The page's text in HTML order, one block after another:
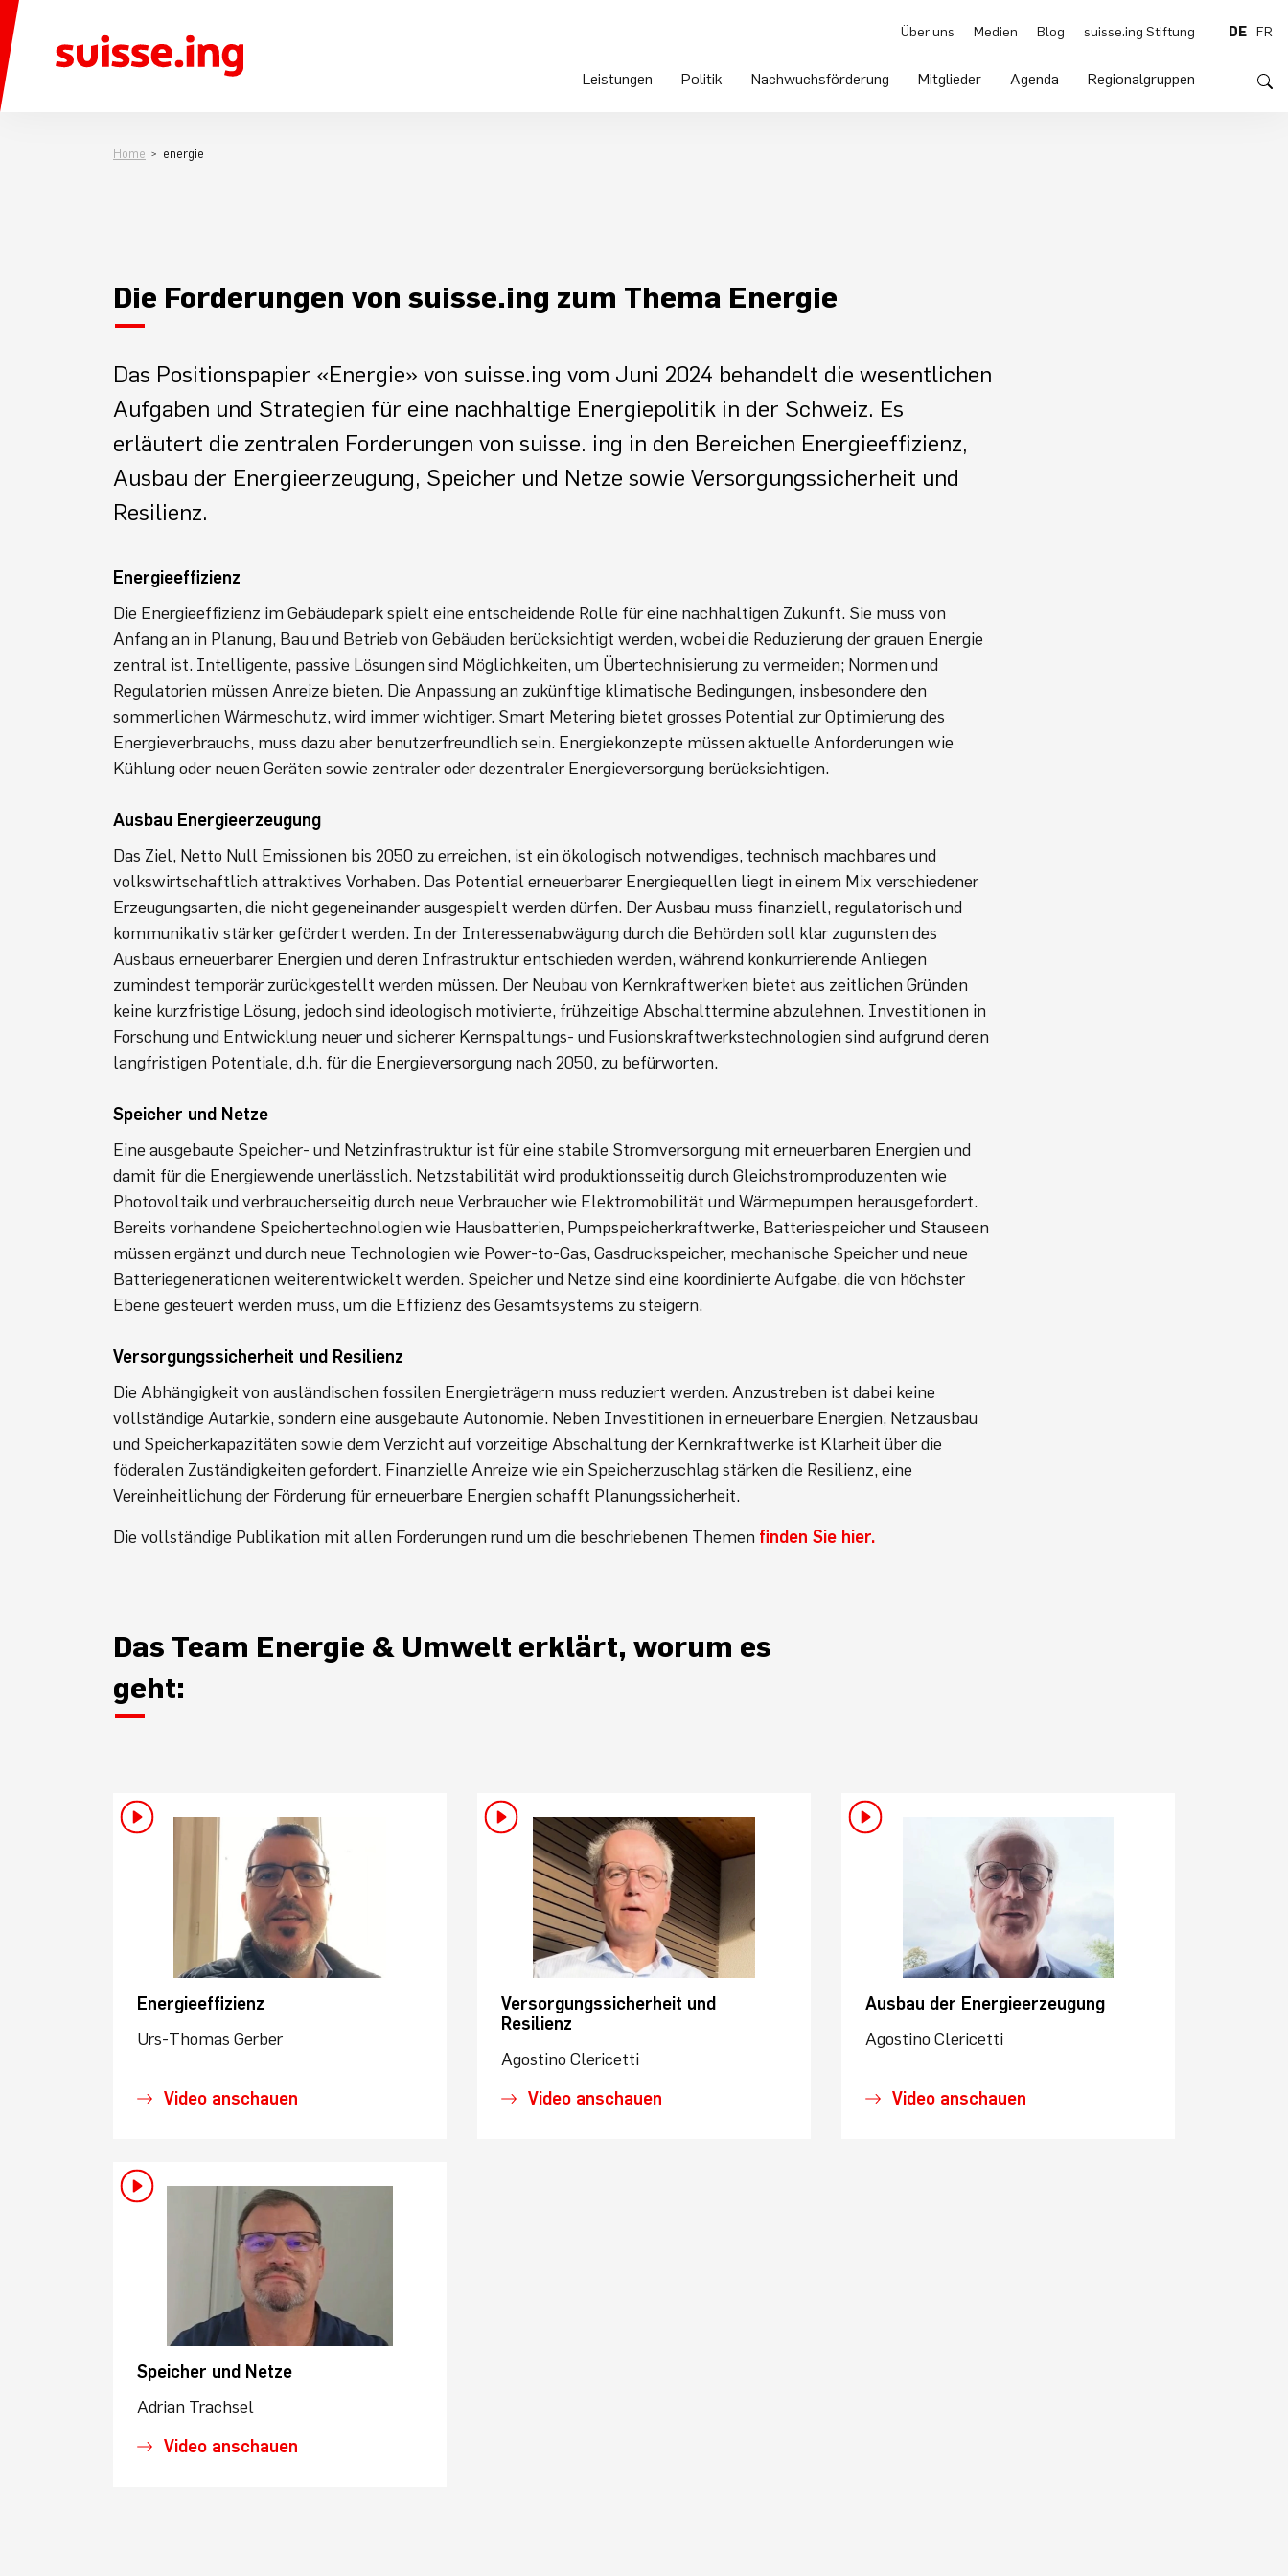
Leistungen Politik Nachwuchsförderung Mitglieder Agenda Regionalgruppen
Über uns Medien Blog suisse.ing Stiftung DE FR
Home energie
Die Forderungen von suisse.ing zum Thema Energie
Das Positionspapier «Energie» von suisse.ing vom Juni 2024 behandelt die wesentlichen
Aufgaben und Strategien für eine nachhaltige Energiepolitik in der Schweiz. Es
erläutert die zentralen Forderungen von suisse. ing in den Bereichen Energieeffizienz,
Ausbau der Energieerzeugung, Speicher und Netze sowie Versorgungssicherheit und
Resilienz.
Energieeffizienz
Die Energieeffizienz im Gebäudepark spielt eine entscheidende Rolle für eine nachhaltigen Zukunft. Sie muss von
Anfang an in Planung, Bau und Betrieb von Gebäuden berücksichtigt werden, wobei die Reduzierung der grauen Energie
zentral ist. Intelligente, passive Lösungen sind Möglichkeiten, um Übertechnisierung zu vermeiden; Normen und
Regulatorien müssen Anreize bieten. Die Anpassung an zukünftige klimatische Bedingungen, insbesondere den
sommerlichen Wärmeschutz, wird immer wichtiger. Smart Metering bietet grosses Potential zur Optimierung des
Energieverbrauchs, muss dazu aber benutzerfreundlich sein. Energiekonzepte müssen aktuelle Anforderungen wie
Kühlung oder neuen Geräten sowie zentraler oder dezentraler Energieversorgung berücksichtigen.
Ausbau Energieerzeugung
Das Ziel, Netto Null Emissionen bis 2050 zu erreichen, ist ein ökologisch notwendiges, technisch machbares und
volkswirtschaftlich attraktives Vorhaben. Das Potential erneuerbarer Energiequellen liegt in einem Mix verschiedener
Erzeugungsarten, die nicht gegeneinander ausgespielt werden dürfen. Der Ausbau muss finanziell, regulatorisch und
kommunikativ stärker gefördert werden. In der Interessenabwägung durch die Behörden soll klar zugunsten des
Ausbaus erneuerbarer Energien und deren Infrastruktur entschieden werden, während konkurrierende Anliegen
zumindest temporär zurückgestellt werden müssen. Der Neubau von Kernkraftwerken bietet aus zeitlichen Gründen
keine kurzfristige Lösung, jedoch sind ideologisch motivierte, frühzeitige Abschalttermine abzulehnen. Investitionen in
Forschung und Entwicklung neuer und sicherer Kernspaltungs- und Fusionskraftwerkstechnologien sind aufgrund deren
langfristigen Potentiale, d.h. für die Energieversorgung nach 2050, zu befürworten.
Speicher und Netze
Eine ausgebaute Speicher- und Netzinfrastruktur ist für eine stabile Stromversorgung mit erneuerbaren Energien und
damit für die Energiewende unerlässlich. Netzstabilität wird produktionsseitig durch Gleichstromproduzenten wie
Photovoltaik und verbraucherseitig durch neue Verbraucher wie Elektromobilität und Wärmepumpen herausgefordert.
Bereits vorhandene Speichertechnologien wie Hausbatterien, Pumpspeicherkraftwerke, Batteriespeicher und Stauseen
müssen ergänzt und durch neue Technologien wie Power-to-Gas, Gasdruckspeicher, mechanische Speicher und neue
Batteriegenerationen weiterentwickelt werden. Speicher und Netze sind eine koordinierte Aufgabe, die von höchster
Ebene gesteuert werden muss, um die Effizienz des Gesamtsystems zu steigern.
Versorgungssicherheit und Resilienz
Die Abhängigkeit von ausländischen fossilen Energieträgern muss reduziert werden. Anzustreben ist dabei keine
vollständige Autarkie, sondern eine ausgebaute Autonomie. Neben Investitionen in erneuerbare Energien, Netzausbau
und Speicherkapazitäten sowie dem Verzicht auf vorzeitige Abschaltung der Kernkraftwerke ist Klarheit über die
föderalen Zuständigkeiten gefordert. Finanzielle Anreize wie ein Speicherzuschlag stärken die Resilienz, eine
Vereinheitlichung der Förderung für erneuerbare Energien schafft Planungssicherheit.
Die vollständige Publikation mit allen Forderungen rund um die beschriebenen Themen finden Sie hier.
Das Team Energie & Umwelt erklärt, worum es
geht:
Energieeffizienz
Urs-Thomas Gerber
Video anschauen
Versorgungssicherheit und
Resilienz
Agostino Clericetti
Video anschauen
Ausbau der Energieerzeugung
Agostino Clericetti
Video anschauen
Speicher und Netze
Adrian Trachsel
Video anschauen